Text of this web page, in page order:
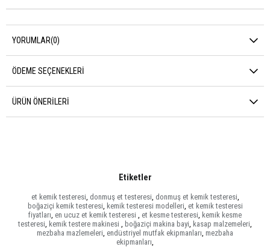
YORUMLAR(0)
ÖDEME SEÇENEKLERI
ÜRÜN ÖNERILERI
Etiketler
et kemik testeresi donmuş et testeresi donmuş et kemik testeresi
boğaziçi kemik testeresi kemik testeresi modelleri et kemik testeresi
fiyatları en ucuz et kemik testeresi et kesme testeresi kemik kesme
testeresi kemik testere makinesi boğaziçi makina bayi kasap malzemeleri
mezbaha mazlemeleri endüstriyel mutfak ekipmanları mezbaha
ekipmanları